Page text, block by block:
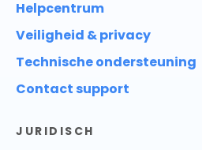
Helpcentrum
Veiligheid & privacy
Technische ondersteuning
Contact support
JURIDISCH